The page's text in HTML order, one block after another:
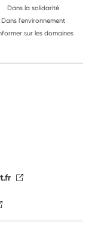
Dans la solidarité
Dans l'environnement
sur les domaines